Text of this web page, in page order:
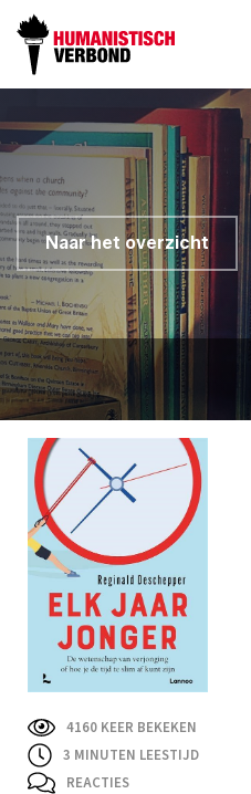
Naar het overzicht
4160 KEER BEKEKEN
3 MINUTEN LEESTIJD
REACTIES